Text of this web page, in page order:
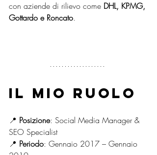
con aziende di rilievo come DHL, KPMG,
Gottardo e Roncato.
Il mio ruolo
📍 Posizione: Social Media Manager &
SEO Specialist
📍 Periodo: Gennaio 2017 – Gennaio